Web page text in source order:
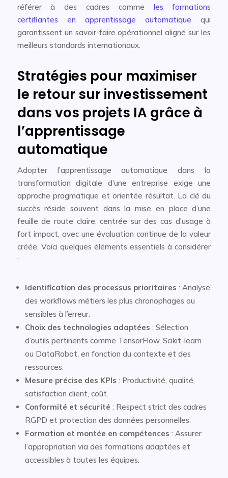
référer à des cadres comme les formations
certifiantes en apprentissage automatique qui
garantissent un savoir-faire opérationnel aligné sur les
meilleurs standards internationaux.
Stratégies pour maximiser
le retour sur investissement
dans vos projets IA grâce à
l’apprentissage
automatique
Adopter l’apprentissage automatique dans la
transformation digitale d’une entreprise exige une
approche pragmatique et orientée résultat. La clé du
succès réside souvent dans la mise en place d’une
feuille de route claire, centrée sur des cas d’usage à
fort impact, avec une évaluation continue de la valeur
créée. Voici quelques éléments essentiels à considérer
:
Identification des processus prioritaires : Analyse
des workflows métiers les plus chronophages ou
sensibles à l’erreur.
Choix des technologies adaptées : Sélection
d’outils pertinents comme TensorFlow, Scikit-learn
ou DataRobot, en fonction du contexte et des
ressources.
Mesure précise des KPIs : Productivité, qualité,
satisfaction client, coût.
Conformité et sécurité : Respect strict des cadres
RGPD et protection des données personnelles.
Formation et montée en compétences : Assurer
l’appropriation via des formations adaptées et
accessibles à toutes les équipes.